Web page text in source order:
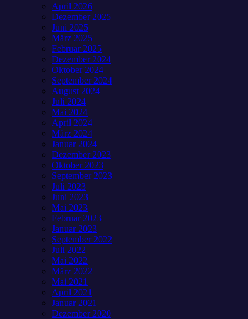
April 2026
Dezember 2025
Juni 2025
März 2025
Februar 2025
Dezember 2024
Oktober 2024
September 2024
August 2024
Juli 2024
Mai 2024
April 2024
März 2024
Januar 2024
Dezember 2023
Oktober 2023
September 2023
Juli 2023
Juni 2023
Mai 2023
Februar 2023
Januar 2023
September 2022
Juli 2022
Mai 2022
März 2022
Mai 2021
April 2021
Januar 2021
Dezember 2020